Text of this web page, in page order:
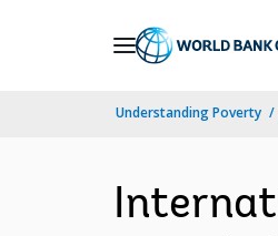
Understanding Poverty